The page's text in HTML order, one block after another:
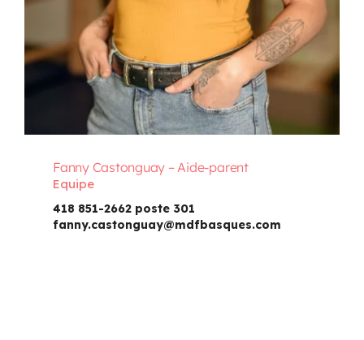
Fanny Castonguay – Aide-parent
Equipe
418 851-2662 poste 301
fanny.castonguay@mdfbasques.com